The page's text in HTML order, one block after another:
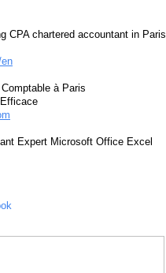
CPA chartered accountant in Paris
à Paris
Expert Microsoft Office Excel